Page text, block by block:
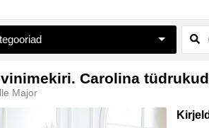
ja vaimsus
Carolina
Major